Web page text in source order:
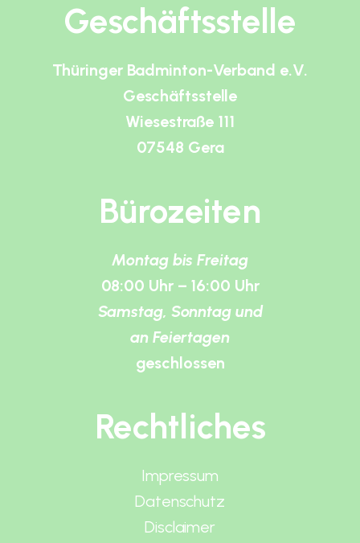
Geschäftsstelle
Thüringer Badminton-Verband e.V.
Geschäftsstelle
Wiesestraße 111
07548 Gera
Bürozeiten
Montag bis Freitag
08:00 Uhr – 16:00 Uhr
Samstag, Sonntag und
an Feiertagen
geschlossen
Rechtliches
Impressum
Datenschutz
Disclaimer